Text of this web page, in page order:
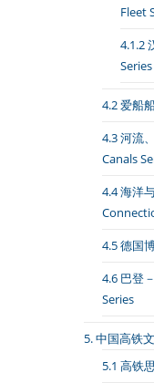
Fleet
4.1.2
Series
4.2 爱船
4.3 河流
Canals
4.4 海洋
4.5 德国
4.6 巴登
Series
5. 中国高铁
5.1 高铁